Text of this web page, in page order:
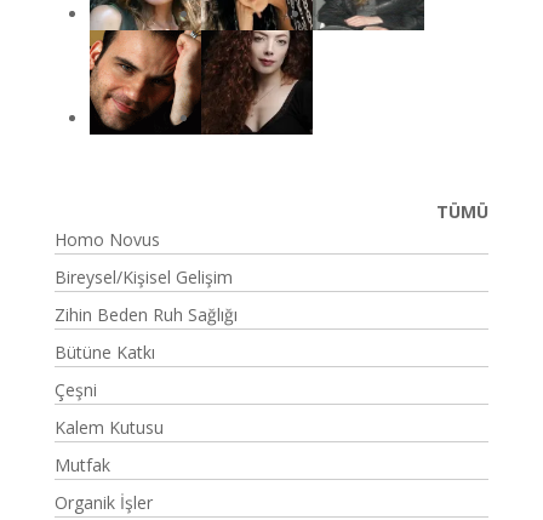
TÜMÜ
Homo Novus
Bireysel/Kişisel Gelişim
Zihin Beden Ruh Sağlığı
Bütüne Katkı
Çeşni
Kalem Kutusu
Mutfak
Organik İşler